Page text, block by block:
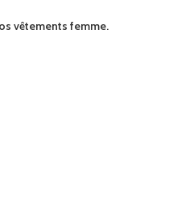
vêtements femme.